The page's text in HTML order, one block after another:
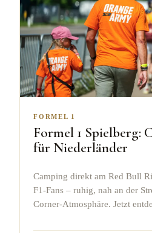
FORMEL 1
Formel 1 Spielberg:
für Niederländer
Camping direkt am Red Bull
F1-Fans – ruhig, nah an der
Corner-Atmosphäre. Jetzt